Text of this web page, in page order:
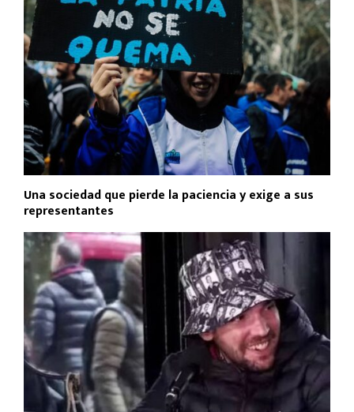
Una sociedad que pierde la paciencia y exige a sus
representantes